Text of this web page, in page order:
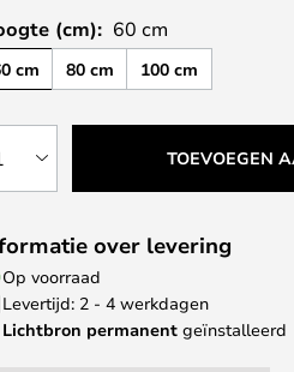
(cm): 60 cm
cm 80 cm 100 cm
TOEVOEGEN
over levering
Op voorraad
Levertijd: 2 - 4 werkdagen
Lichtbron permanent geïnstalleerd